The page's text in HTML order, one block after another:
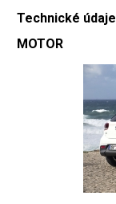
Technické údaje
MOTOR